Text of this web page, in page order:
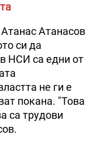
Атанасов
си да
НСИ са едни от
не ги е
покана. "Това
са трудови